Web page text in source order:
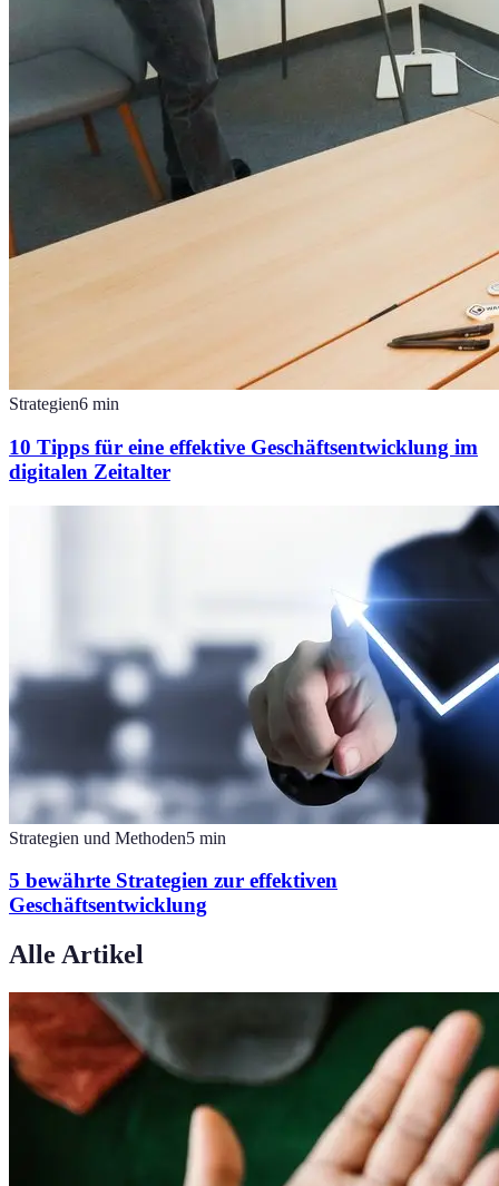
Strategien6 min
10 Tipps für eine effektive Geschäftsentwicklung im
digitalen Zeitalter
Strategien und Methoden5 min
5 bewährte Strategien zur effektiven
Geschäftsentwicklung
Alle Artikel